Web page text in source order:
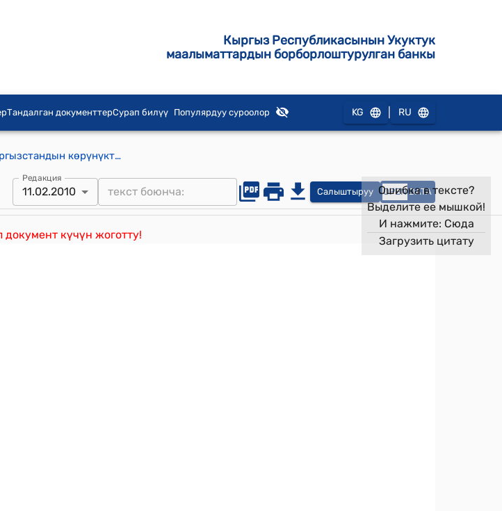
Кыргыз Республикасынын Укуктук
маалыматтардын борборлоштурулган банкы
Тандалган документтерСурап билүү Популярдуу суроолор KG RU
КР Президетинин 2001-жылдын 7-декабры ПУ № 355 "Кыргызстандын көрүнүктүү ишмерлеринин эстелигин түбөлүккө калтыруу жөнүндө Кыргыз Республикасынын Президентине караштуу Комиссия жөнүндө" жарлыгы
Редакция
11.02.2010 Салыштыруу OPEN DATA
документ күчүн жоготту!
Ошибка в тексте?
Выделите ее мышкой!
И нажмите: Сюда
Загрузить цитату